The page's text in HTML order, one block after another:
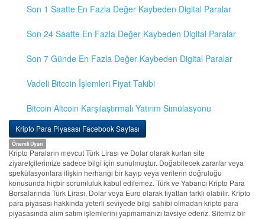
Son 1 Saatte En Fazla Değer Kaybeden Digital Paralar
Son 24 Saatte En Fazla Değer Kaybeden Digital Paralar
Son 7 Günde En Fazla Değer Kaybeden Digital Paralar
Vadeli Bitcoin İşlemleri Fiyat Takibi
Bitcoin Altcoin Karşılaştırmalı Yatırım Simülasyonu
Kripto Para Piyasası Facebook Sayfası
Önemli Uyarı
Kripto Paraların mevcut Türk Lirası ve Dolar olarak kurları site
ziyaretçilerimize sadece bilgi için sunulmuştur. Doğabilecek zararlar veya
spekülasyonlara ilişkin herhangi bir kayıp veya verilerin doğruluğu
konusunda hiçbir sorumluluk kabul edilemez. Türk ve Yabancı Kripto Para
Borsalarında Türk Lirası, Dolar veya Euro olarak fiyatları farklı olabilir. Kripto
para piyasası hakkında yeterli seviyede bilgi sahibi olmadan kripto para
piyasasında alım satım işlemlerini yapmamanızı tavsiye ederiz. Sitemiz bir